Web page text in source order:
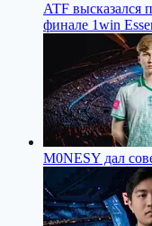
ATF высказался
финале 1win
M0NESY дал